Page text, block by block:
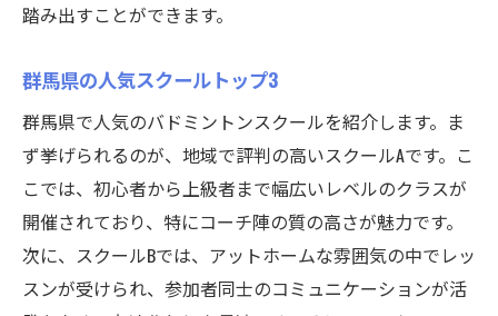
踏み出すことができます。
群馬県の人気スクールトップ3
群馬県で人気のバドミントンスクールを紹介します。ま
ず挙げられるのが、地域で評判の高いスクールAです。こ
こでは、初心者から上級者まで幅広いレベルのクラスが
開催されており、特にコーチ陣の質の高さが魅力です。
次に、スクールBでは、アットホームな雰囲気の中でレッ
スンが受けられ、参加者同士のコミュニケーションが活